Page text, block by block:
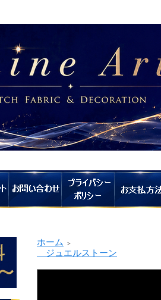
ホーム ＞
ジュエルストーン